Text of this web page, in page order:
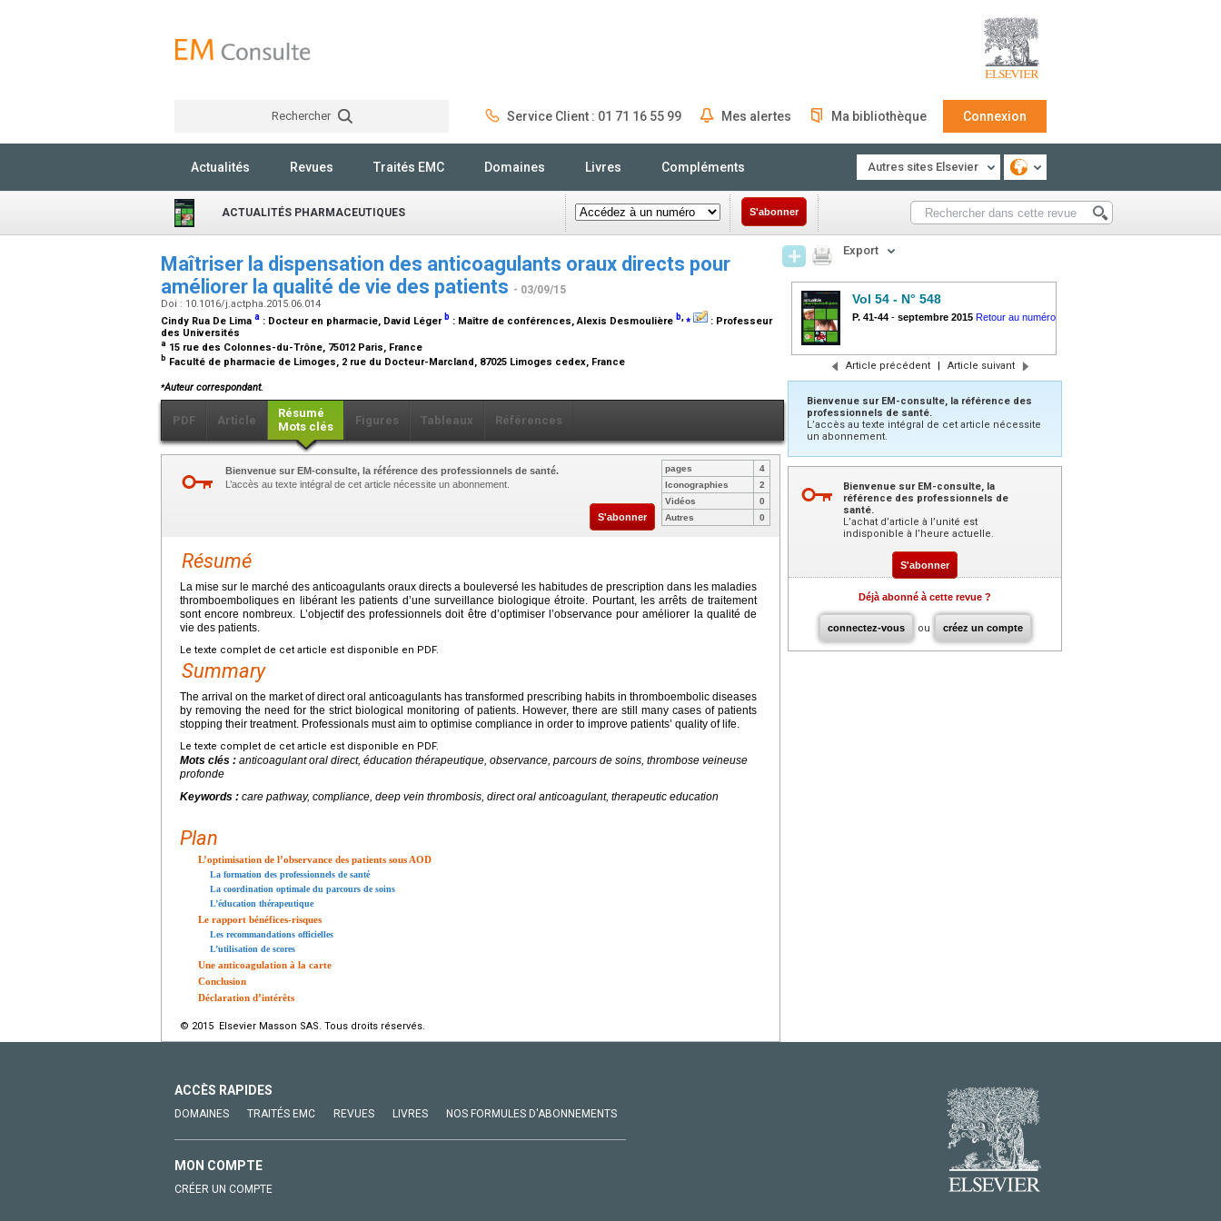
Rechercher Service Client : 01 71 16 55 99 Mes alertes Ma bibliothèque Connexion
Actualités Revues Traités EMC Domaines Livres Compléments Autres sites Elsevier
ACTUALITÉS PHARMACEUTIQUES S'abonner
Maîtriser la dispensation des anticoagulants oraux directs pour
améliorer la qualité de vie des patients - 03/09/15
Doi : 10.1016/j.actpha.2015.06.014
Cindy Rua De Lima a : Docteur en pharmacie, David Léger b : Maître de conférences, Alexis Desmoulière b,⁎ : Professeur
des Universités
a 15 rue des Colonnes-du-Trône, 75012 Paris, France
b Faculté de pharmacie de Limoges, 2 rue du Docteur-Marcland, 87025 Limoges cedex, France
⁎Auteur correspondant.
PDF Article
Résumé
Mots clés
Figures Tableaux Références
Bienvenue sur EM-consulte, la référence des professionnels de santé.
L’accès au texte intégral de cet article nécessite un abonnement.
S'abonner
pages
4
Iconographies
2
Vidéos
0
Autres
0
Résumé
La mise sur le marché des anticoagulants oraux directs a bouleversé les habitudes de prescription dans les maladies
thromboemboliques en libérant les patients d’une surveillance biologique étroite. Pourtant, les arrêts de traitement
sont encore nombreux. L’objectif des professionnels doit être d’optimiser l’observance pour améliorer la qualité de
vie des patients.
Le texte complet de cet article est disponible en PDF.
Summary
The arrival on the market of direct oral anticoagulants has transformed prescribing habits in thromboembolic diseases
by removing the need for the strict biological monitoring of patients. However, there are still many cases of patients
stopping their treatment. Professionals must aim to optimise compliance in order to improve patients’ quality of life.
Le texte complet de cet article est disponible en PDF.
Mots clés : anticoagulant oral direct, éducation thérapeutique, observance, parcours de soins, thrombose veineuse
profonde
Keywords : care pathway, compliance, deep vein thrombosis, direct oral anticoagulant, therapeutic education
Plan
L’optimisation de l’observance des patients sous AOD
La formation des professionnels de santé
La coordination optimale du parcours de soins
L’éducation thérapeutique
Le rapport bénéfices-risques
Les recommandations officielles
L’utilisation de scores
Une anticoagulation à la carte
Conclusion
Déclaration d’intérêts
© 2015 Elsevier Masson SAS. Tous droits réservés.
Export
Vol 54 - N° 548
P. 41-44 - septembre 2015 Retour au numéro
Article précédent | Article suivant
Bienvenue sur EM-consulte, la référence des
professionnels de santé.
L’accès au texte intégral de cet article nécessite
un abonnement.
Bienvenue sur EM-consulte, la
référence des professionnels de
santé.
L’achat d’article à l’unité est
indisponible à l’heure actuelle.
S'abonner
Déjà abonné à cette revue ?
connectez-vous ou créez un compte
ACCÈS RAPIDES
DOMAINES TRAITÉS EMC REVUES LIVRES NOS FORMULES D'ABONNEMENTS
MON COMPTE
CRÉER UN COMPTE